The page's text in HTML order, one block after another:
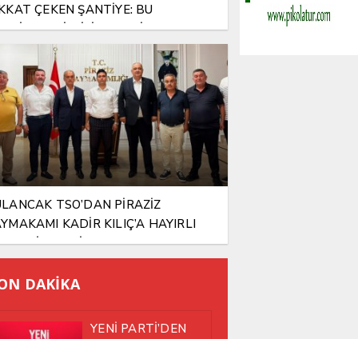
ÇEKEN ŞANTİYE: BU
KİM İZİN VERDİ?
TSO’DAN PİRAZİZ
KADİR KILIÇ’A HAYIRLI
ZİYARETİ
DAKİKA
YENİ PARTİ’DEN